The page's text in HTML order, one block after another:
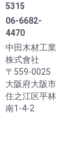
5315
06-6682-
4470
中田木材工業
株式會社
〒559-0025
大阪府大阪市
住之江区平林
南1-4-2